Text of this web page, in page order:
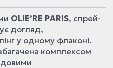
OLIE’RE PARIS, спрей-
догляд,
у одному флаконі.
комплексом